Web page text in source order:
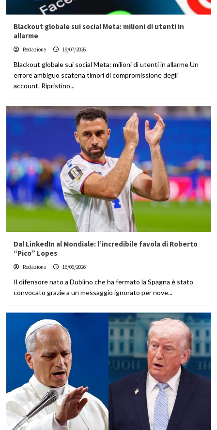
Blackout globale sui social Meta: milioni di utenti in
allarme
Redazione 19/07/2026
Blackout globale sui social Meta: milioni di utenti in allarme Un
errore ambiguo scatena timori di compromissione degli
account. Ripristino...
Dal LinkedIn al Mondiale: l’incredibile favola di Roberto
“Pico” Lopes
Redazione 16/06/2026
Il difensore nato a Dublino che ha fermato la Spagna è stato
convocato grazie a un messaggio ignorato per nove...